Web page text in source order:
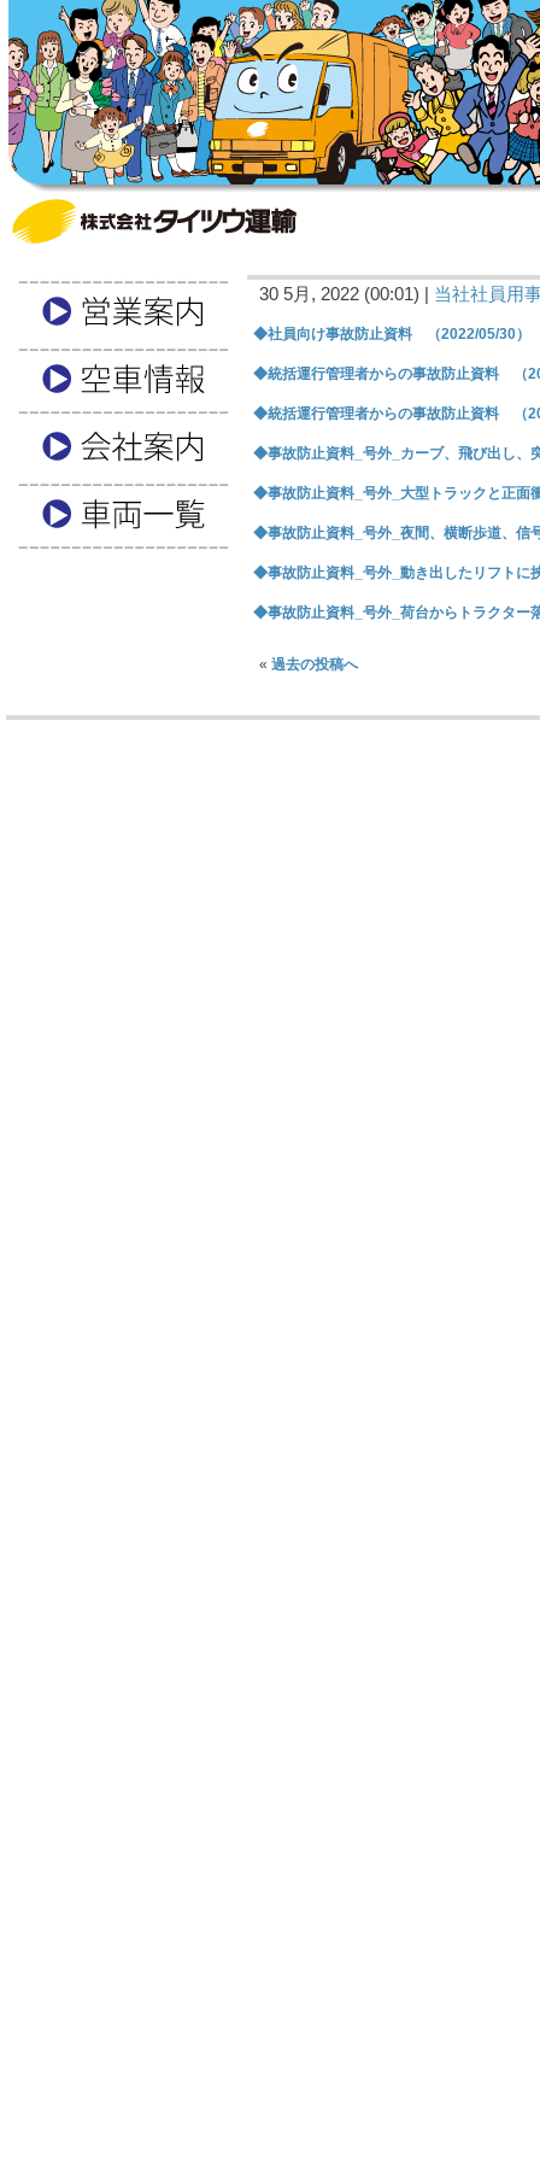
30 5月, 2022 (00:01) | 当社社員用
◆社員向け事故防止資料 （2022/05/30）
◆統括運行管理者からの事故防止資料 （
◆統括運行管理者からの事故防止資料 （
◆事故防止資料_号外_カーブ、飛び出し
◆事故防止資料_号外_大型トラックと正面
◆事故防止資料_号外_夜間、横断歩道、
◆事故防止資料_号外_動き出したリフト
◆事故防止資料_号外_荷台からトラクタ
« 過去の投稿へ